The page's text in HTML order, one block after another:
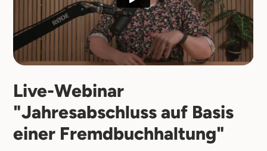
Live-Webinar
"Jahresabschluss auf Basis
einer Fremdbuchhaltung"